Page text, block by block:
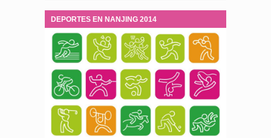
DEPORTES EN NANJING 2014